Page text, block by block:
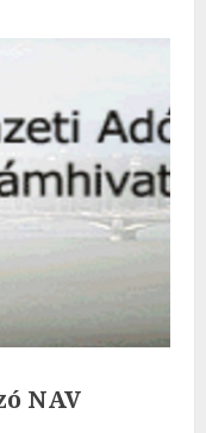
NAV